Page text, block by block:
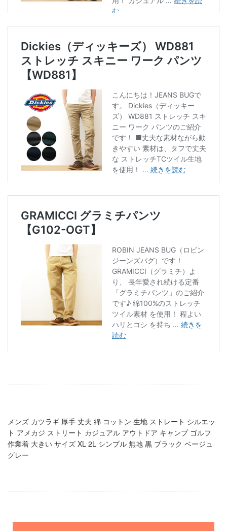
メンズ カツラギ 厚手 丈夫 綿 コットン 生地 ストレート シルエッ
ト アメカジ ストリート カジュアル アウトドア キャンプ ゴルフ
作業着 大きい サイズ XL 2L シンプル 無地 黒 ブラック ベージュ
グレー